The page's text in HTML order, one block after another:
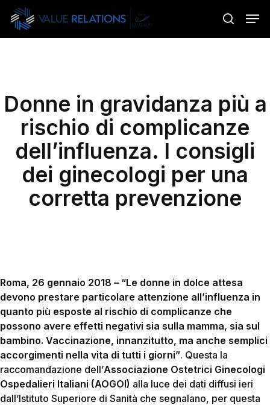
Skip
main
search
Donne in gravidanza più a
rischio di complicanze
dell’influenza. I consigli
dei ginecologi per una
corretta prevenzione
Roma, 26 gennaio 2018 – “Le donne in dolce attesa
devono prestare particolare attenzione all’influenza in
quanto più esposte al rischio di complicanze che
possono avere effetti negativi sia sulla mamma, sia sul
bambino. Vaccinazione, innanzitutto, ma anche semplici
accorgimenti nella vita di tutti i giorni”. Questa la
raccomandazione dell’Associazione Ostetrici Ginecologi
Ospedalieri Italiani (AOGOI) alla luce dei dati diffusi ieri
dall’Istituto Superiore di Sanità che segnalano, per questa